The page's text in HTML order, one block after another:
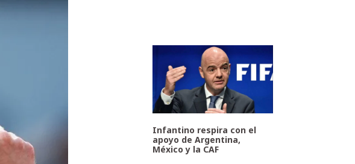
Infantino respira con el
apoyo de Argentina,
México y la CAF